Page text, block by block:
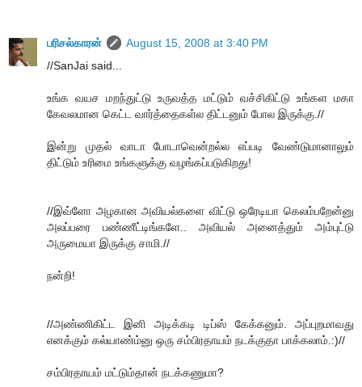
பரிசல்காரன்
August 15, 2008 at 3:40 PM
//SanJai said...
உங்க வயச மறந்துட்டு உருவத்த மட்டும் வச்சிகிட்டு உங்கள மகா
கேவலமான கெட்ட வார்த்தைகள்ல திட்டனும் போல இருக்கு.//
இன்று முதல் வாடா போடாவென்றல்ல எப்படி வேண்டுமானாலும்
திட்டும் உரிமை உங்களுக்கு வழங்கப்படுகிறது!
//இவ்ளோ அழகான அவியல்களை விட்டு ஒரேடியா கெலம்பறேன்னு
அலப்பரை பண்ணீட்டிங்களே.. அவியல் அனைத்தும் அம்புட்டு
அருமையா இருக்கு சாமி.//
நன்றி!
//அண்ணிகிட்ட இனி அடிக்கடி டிப்ஸ் கேக்கனும். அப்புறமாவது
எனக்கும் கல்யாண்ம்னு ஒரு சம்பிரதாயம் நடக்குதா பாக்கலாம்.:)//
சம்பிரதாயம் மட்டும்தான் நடக்கணுமா?